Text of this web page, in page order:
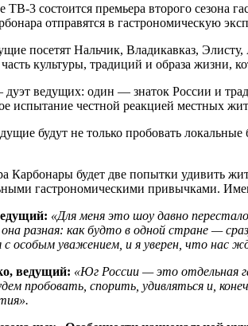
ТВ-3 состоится премьера второго
отправятся в гастрономическую
посетят Нальчик, Владикавказ,
культуры, традиций и образа жизни,
ведущих: один — знаток России и
испытание честной реакцией местных
будут не только пробовать
Карбонары будет две попытки удивить
гастрономическими привычками.
«Для меня это шоу давно
она разная: как будто в одной стране —
с особым уважением, и я уверен, что нас
ведущий: «Юг России — это отдельная
пробовать, спорить, удивляться и,